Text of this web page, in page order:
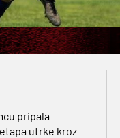
pripala
utrke kroz